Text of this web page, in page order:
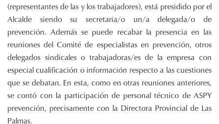
(representantes de las y los trabajadores), está presidido por el
Alcalde siendo su secretaria/o un/a delegada/o de
prevención. Además se puede recabar la presencia en las
reuniones del Comité de especialistas en prevención, otros
delegados sindicales o trabajadoras/es de la empresa con
especial cualificación o información respecto a las cuestiones
que se debatan. En esta, como en otras reuniones anteriores,
se contó con la participación de personal técnico de ASPY
prevención, precisamente con la Directora Provincial de Las
Palmas.